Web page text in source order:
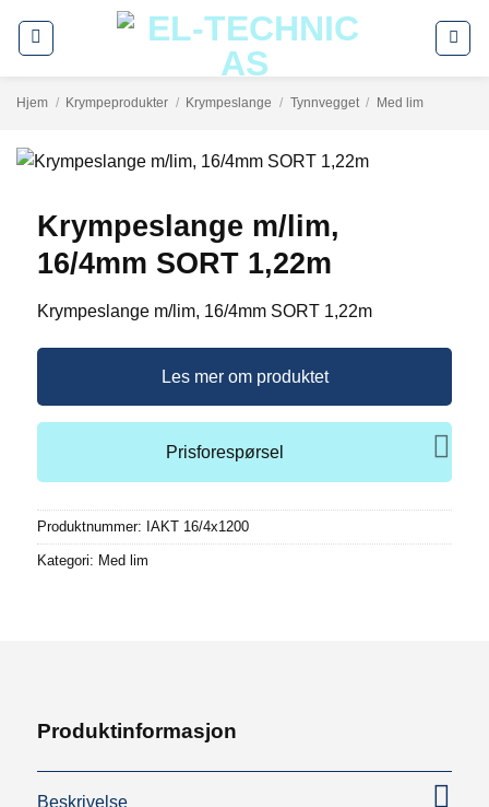
Hjem / Krympeprodukter / Krympeslange / Tynnvegget / Med lim
Krympeslange m/lim,
16/4mm SORT 1,22m
Krympeslange m/lim, 16/4mm SORT 1,22m
Les mer om produktet
Prisforespørsel
Produktnummer: IAKT 16/4x1200
Kategori: Med lim
Produktinformasjon
Beskrivelse